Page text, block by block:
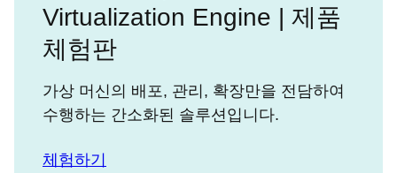
Virtualization Engine | 제품
체험판
가상 머신의 배포, 관리, 확장만을 전담하여
수행하는 간소화된 솔루션입니다.
체험하기